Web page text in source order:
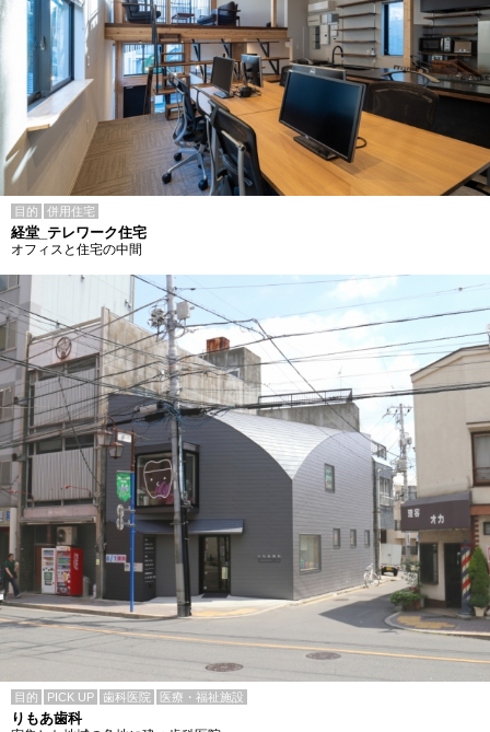
目的 併用住宅
経堂_テレワーク住宅
オフィスと住宅の中間
目的 PICK UP 歯科医院 医療・福祉施設
りもあ歯科